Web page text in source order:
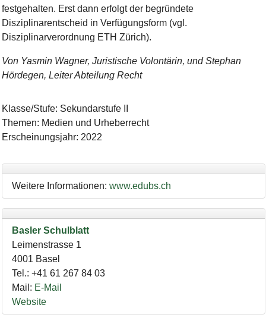
festgehalten. Erst dann erfolgt der begründete
Disziplinarentscheid in Verfügungsform (vgl.
Disziplinarverordnung ETH Zürich).
Von Yasmin Wagner, Juristische Volontärin, und Stephan
Hördegen, Leiter Abteilung Recht
Klasse/Stufe: Sekundarstufe II
Themen: Medien und Urheberrecht
Erscheinungsjahr: 2022
Weitere Informationen: www.edubs.ch
Basler Schulblatt
Leimenstrasse 1
4001 Basel
Tel.: +41 61 267 84 03
Mail : E-Mail
Website